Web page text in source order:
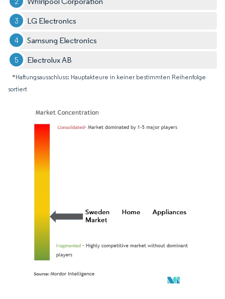
LG Electronics
Samsung Electronics
Electrolux AB
*Haftungsausschluss: Hauptakteure in keiner bestimmten Reihenfolge
sortiert